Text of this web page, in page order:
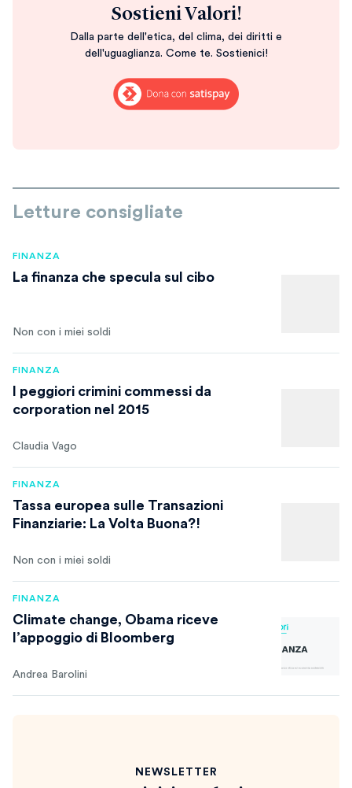
Sostieni Valori!
Dalla parte dell'etica, del clima, dei diritti e
dell'uguaglianza. Come te. Sostienici!
Letture consigliate
FINANZA
La finanza che specula sul cibo
Non con i miei soldi
FINANZA
I peggiori crimini commessi da
corporation nel 2015
Claudia Vago
FINANZA
Tassa europea sulle Transazioni
Finanziarie: La Volta Buona?!
Non con i miei soldi
FINANZA
Climate change, Obama riceve
l’appoggio di Bloomberg
Andrea Barolini
NEWSLETTER